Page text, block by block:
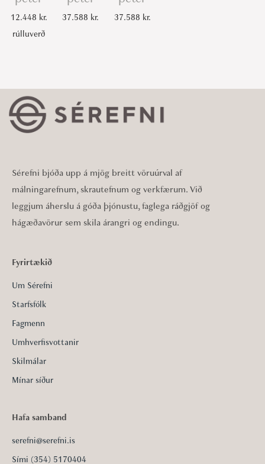
12.448 kr.
rúlluverð
37.588 kr. 37.588 kr.
Sérefni bjóða upp á mjög breitt vöruúrval af
málningarefnum, skrautefnum og verkfærum. Við
leggjum áherslu á góða þjónustu, faglega ráðgjöf og
hágæðavörur sem skila árangri og endingu.
Fyrirtækið
Um Sérefni
Starfsfólk
Fagmenn
Umhverfisvottanir
Skilmálar
Mínar síður
Hafa samband
serefni@serefni.is
Sími (354) 5170404